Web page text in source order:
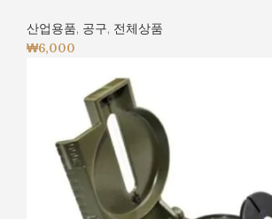
산업용품, 공구, 전체상품
₩6,000